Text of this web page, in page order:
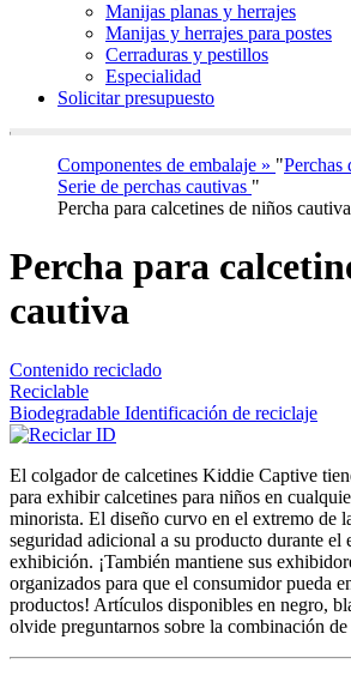
Manijas planas y herrajes
Manijas y herrajes para postes
Cerraduras y pestillos
Especialidad
Solicitar presupuesto
Componentes de embalaje » "Perchas
Serie de perchas cautivas "
Percha para calcetines de niños cautiva
Percha para
cautiva
Contenido reciclado
Reciclable
Biodegradable Identificación de reciclaje
El colgador de calcetines Kiddie Captive
para exhibir calcetines para niños en
minorista. El diseño curvo en el extremo de
seguridad adicional a su producto durante el
exhibición. ¡También mantiene sus
organizados para que el consumidor pueda
productos! Artículos disponibles en negro,
olvide preguntarnos sobre la combinación